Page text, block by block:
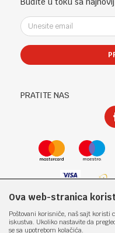
e-
Račun
400965310005
Klub povjerenja
Načini plaćanja
Plaćanje karticama
Isporuka
Zamjena veličine i
Povraćaj sredstava
PRATITE NAS
Nastojimo da budemo što
cijena, ali ne možemo
grešaka. Svi artikli
Ova web-stranica
Poštovani korisniče, naš sajt koristi
iskustva. Ukoliko nastavite da
se sa upotrebom kolačića.